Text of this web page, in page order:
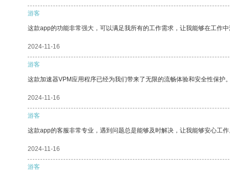
游客
这款app的功能非常强大，可以满足我所有的工作需求，让我能够在工作中
2024-11-16
游客
这款加速器VPM应用程序已经为我们带来了无限的流畅体验和安全性保护。
2024-11-16
游客
这款app的客服非常专业，遇到问题总是能够及时解决，让我能够安心工作
2024-11-16
游客